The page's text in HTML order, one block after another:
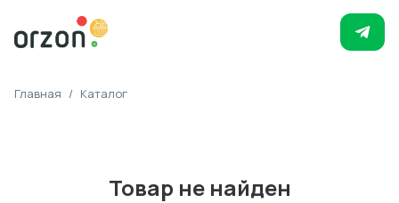
Главная / Каталог
Товар не найден